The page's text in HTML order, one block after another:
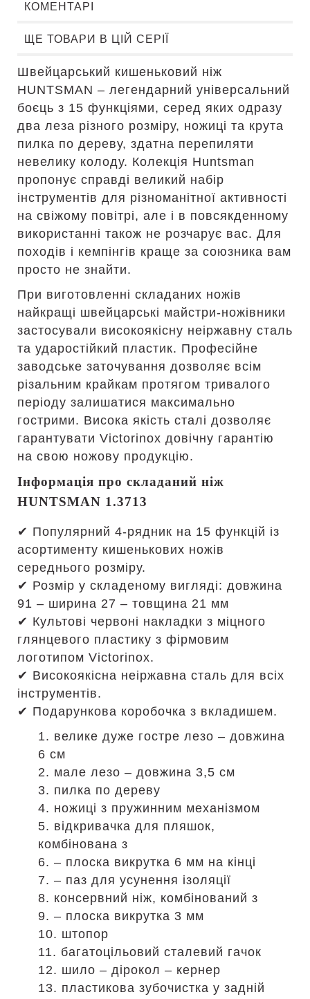
КОМЕНТАРІ
ЩЕ ТОВАРИ В ЦІЙ СЕРІЇ
Швейцарський кишеньковий ніж
HUNTSMAN – легендарний універсальний
боєць з 15 функціями, серед яких одразу
два леза різного розміру, ножиці та крута
пилка по дереву, здатна перепиляти
невелику колоду. Колекція Huntsman
пропонує справді великий набір
інструментів для різноманітної активності
на свіжому повітрі, але і в повсякденному
використанні також не розчарує вас. Для
походів і кемпінгів краще за союзника вам
просто не знайти.
При виготовленні складаних ножів
найкращі швейцарські майстри-ножівники
застосували високоякісну неіржавну сталь
та ударостійкий пластик. Професійне
заводське заточування дозволяє всім
різальним крайкам протягом тривалого
періоду залишатися максимально
гострими. Висока якість сталі дозволяє
гарантувати Victorinox довічну гарантію
на свою ножову продукцію.
Інформація про складаний ніж
HUNTSMAN 1.3713
✔ Популярний 4-рядник на 15 функцій із
асортименту кишенькових ножів
середнього розміру.
✔ Розмір у складеному вигляді: довжина
91 – ширина 27 – товщина 21 мм
✔ Культові червоні накладки з міцного
глянцевого пластику з фірмовим
логотипом Victorinox.
✔ Високоякісна неіржавна сталь для всіх
інструментів.
✔ Подарункова коробочка з вкладишем.
1. велике дуже гостре лезо – довжина
6 см
2. мале лезо – довжина 3,5 см
3. пилка по дереву
4. ножиці з пружинним механізмом
5. відкривачка для пляшок,
комбінована з
6. – плоска викрутка 6 мм на кінці
7. – паз для усунення ізоляції
8. консервний ніж, комбінований з
9. – плоска викрутка 3 мм
10. штопор
11. багатоцільовий сталевий гачок
12. шило – дірокол – кернер
13. пластикова зубочистка у задній